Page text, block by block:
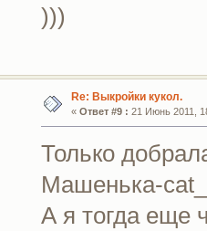
)))
Re: Выкройки кукол.
« Ответ #9 : 21 Июнь 2011,
Только
Машенька-
А я тогда еще